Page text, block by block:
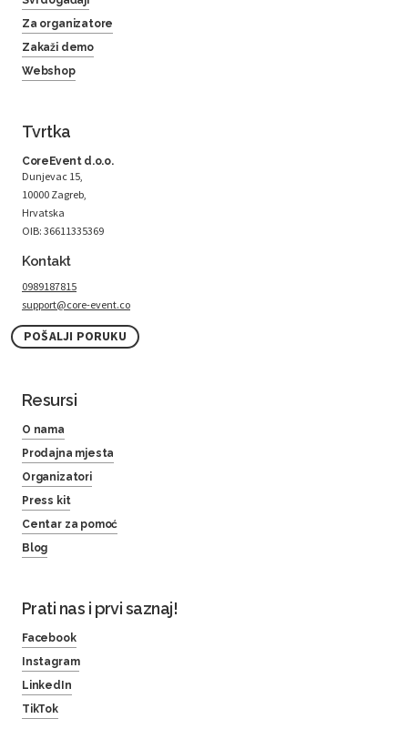
Za organizatore
Zakaži demo
Webshop
Tvrtka
CoreEvent d.o.o.
Dunjevac 15,
10000 Zagreb,
Hrvatska
OIB: 36611335369
Kontakt
0989187815
support@core-event.co
POŠALJI PORUKU
Resursi
O nama
Prodajna mjesta
Organizatori
Press kit
Centar za pomoć
Blog
Prati nas i prvi saznaj!
Facebook
Instagram
LinkedIn
TikTok